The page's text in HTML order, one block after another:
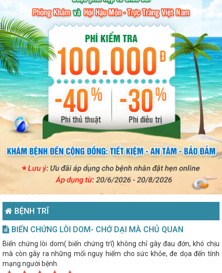
BỆNH TRĨ
BIẾN CHỨNG LÒI DOM- CHỚ DẠI MÀ CHỦ QUAN
Biến chứng lòi dom( biến chứng trĩ) không chỉ gây đau đớn, khó chịu
mà còn gây ra những mối nguy hiểm cho sức khỏe, đe dọa đến tính
mạng người bệnh.